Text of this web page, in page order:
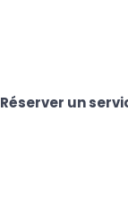
Réserver un